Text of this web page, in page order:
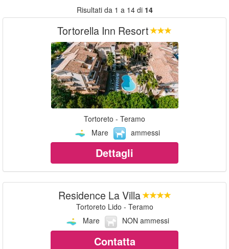
Risultati da 1 a 14 di 14
Tortorella Inn Resort
Tortoreto - Teramo
Mare
ammessi
Dettagli
Residence La Villa
Tortoreto Lido - Teramo
Mare
NON ammessi
Contatta